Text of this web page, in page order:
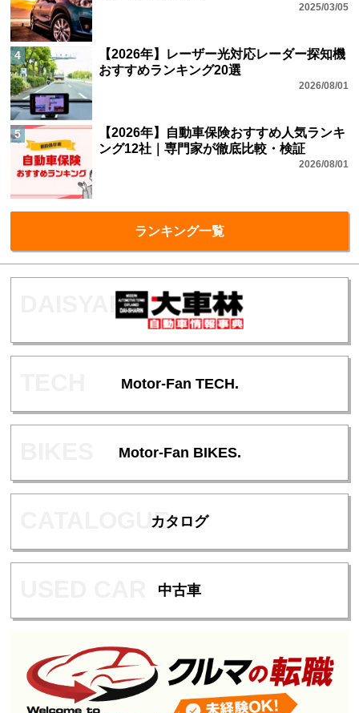
2025/03/05
4
【2026年】レーザー光対応レーダー探知機
おすすめランキング20選
2026/08/01
5
【2026年】自動車保険おすすめ人気ランキ
ング12社｜専門家が徹底比較・検証
2026/08/01
ランキング一覧
Motor-Fan TECH.
Motor-Fan BIKES.
カタログ
中古車